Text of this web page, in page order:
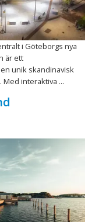
i Göteborgs nya
är ett
unik skandinavisk
Med interaktiva ...